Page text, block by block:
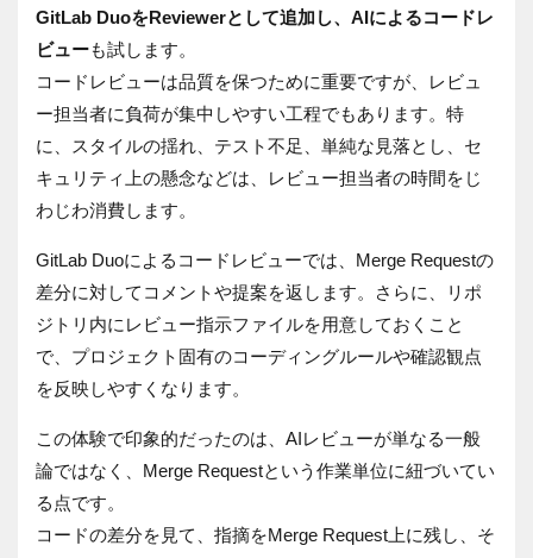
GitLab DuoをReviewerとして追加し、AIによるコードレ
ビューも試します。
コードレビューは品質を保つために重要ですが、レビュ
ー担当者に負荷が集中しやすい工程でもあります。特
に、スタイルの揺れ、テスト不足、単純な見落とし、セ
キュリティ上の懸念などは、レビュー担当者の時間をじ
わじわ消費します。
GitLab Duoによるコードレビューでは、Merge Requestの
差分に対してコメントや提案を返します。さらに、リポ
ジトリ内にレビュー指示ファイルを用意しておくこと
で、プロジェクト固有のコーディングルールや確認観点
を反映しやすくなります。
この体験で印象的だったのは、AIレビューが単なる一般
論ではなく、Merge Requestという作業単位に紐づいてい
る点です。
コードの差分を見て、指摘をMerge Request上に残し、そ